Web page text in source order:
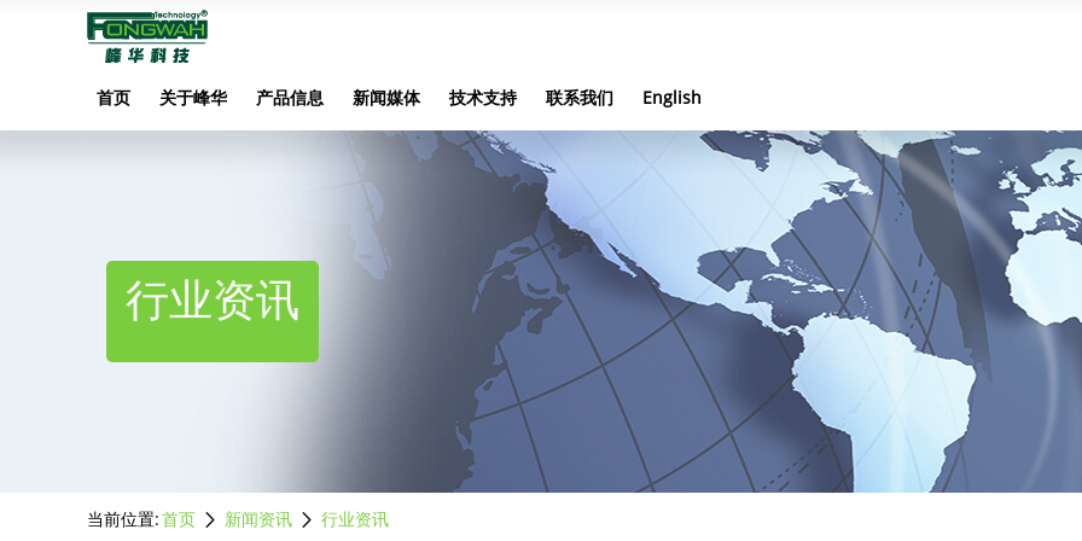
首页 关于峰华 产品信息 新闻媒体 技术支持 联系我们 English
行业资讯
当前位置:首页 新闻资讯 行业资讯